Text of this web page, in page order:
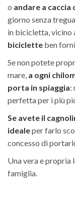
o andare a caccia
giorno senza
in bicicletta, vicino
biciclette ben
Se non potete
mare, a ogni
porta in spiaggia:
perfetta per i più
Se avete il
idealeper farlo
concesso di
Una vera e propria
famiglia.